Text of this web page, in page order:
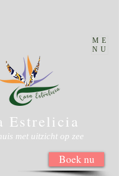
Estrelicia
met uitzicht op zee
Boek nu
ME
NU